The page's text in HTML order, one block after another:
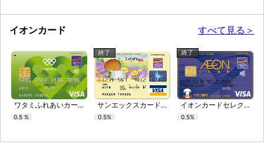
イオンカード すべて見る＞
ワタミふれあいカード
0.5 %
サンエックスカード（こげぱん）
0.5%
終了
イオンカードセレクト
0.5%
終了